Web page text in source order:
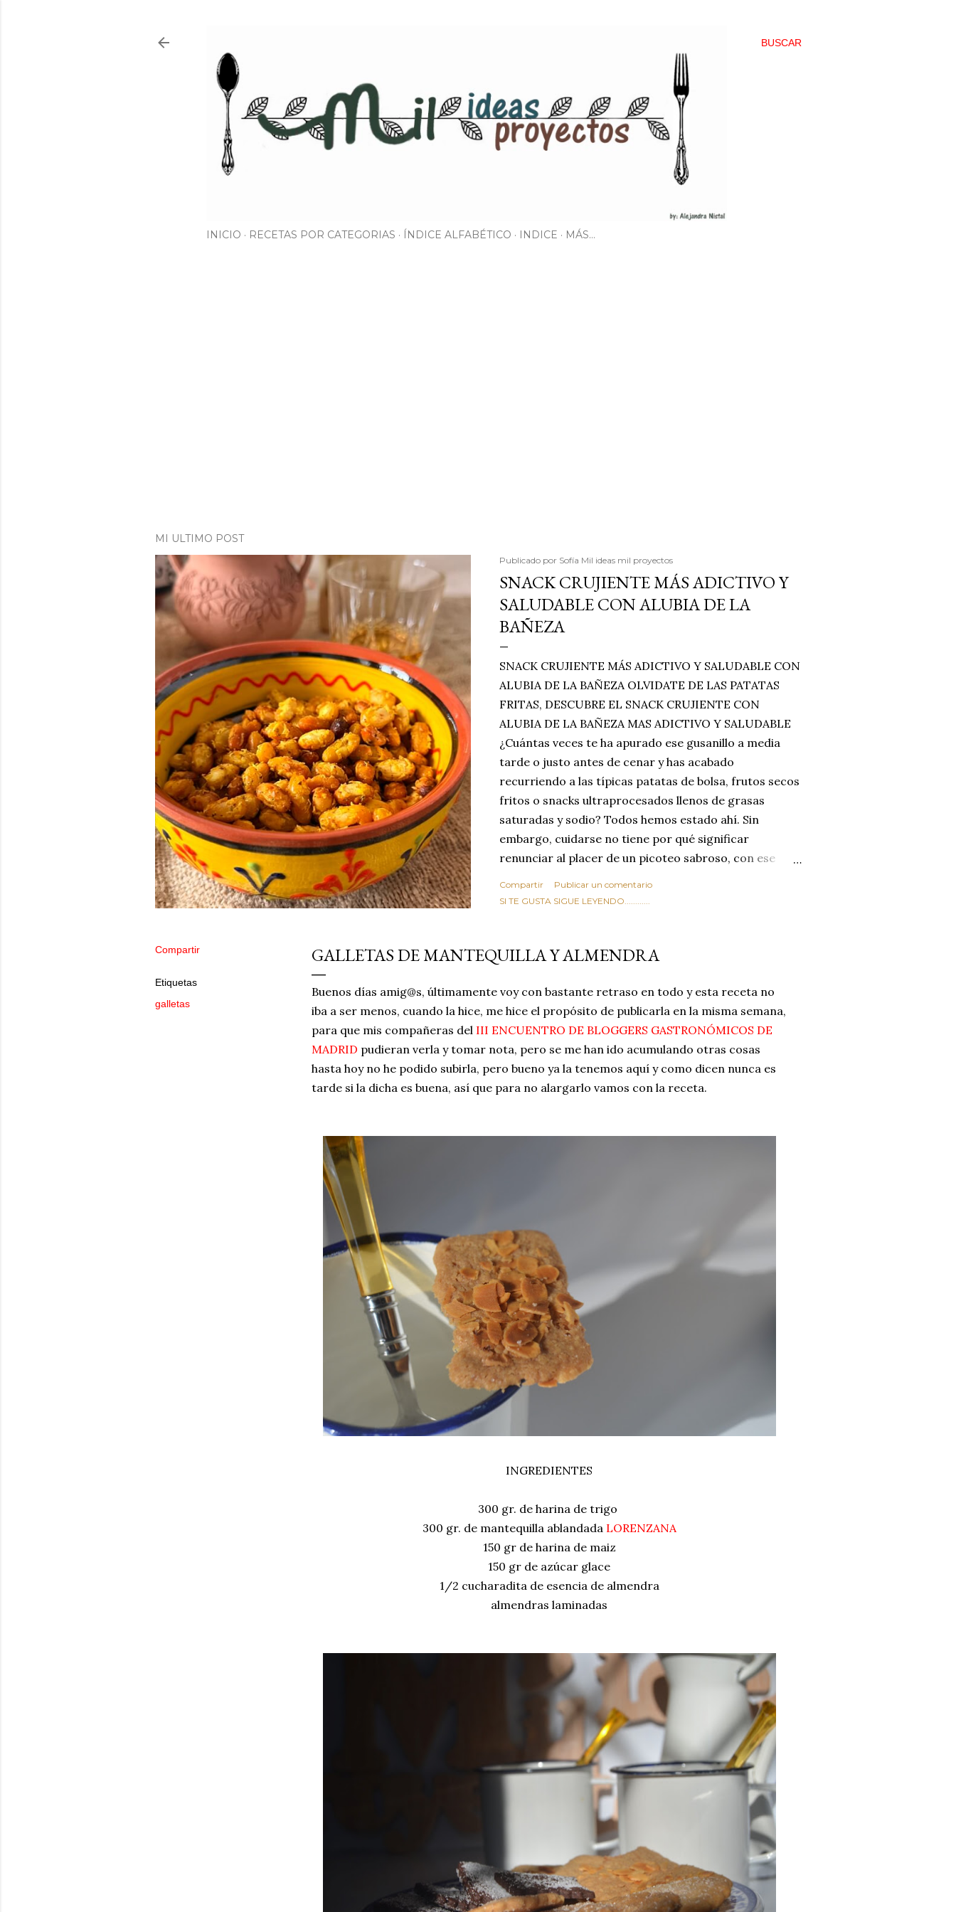
BUSCAR
INICIO RECETAS POR CATEGORIAS ÍNDICE ALFABÉTICO INDICE MÁS…
MI ULTIMO POST
Publicado por Sofía Mil ideas mil proyectos
SNACK CRUJIENTE MÁS ADICTIVO Y
SALUDABLE CON ALUBIA DE LA
BAÑEZA
SNACK CRUJIENTE MÁS ADICTIVO Y SALUDABLE CON
ALUBIA DE LA BAÑEZA OLVIDATE DE LAS PATATAS
FRITAS, DESCUBRE EL SNACK CRUJIENTE CON
ALUBIA DE LA BAÑEZA MAS ADICTIVO Y SALUDABLE
¿Cuántas veces te ha apurado ese gusanillo a media
tarde o justo antes de cenar y has acabado
recurriendo a las típicas patatas de bolsa, frutos secos
fritos o snacks ultraprocesados llenos de grasas
saturadas y sodio? Todos hemos estado ahí. Sin
embargo, cuidarse no tiene por qué significar
renunciar al placer de un picoteo sabroso, con ese
Estas alubias crujientes al horno van a cambiar por
tradicionales y copiosos de invierno. Con esta receta
ingrediente tan humilde como la alubia de La Bañeza
en un snack ligero, dorado, cargado de proteína y
100% natural. Es el sustituto perfecto a los frutos se...
Compartir
Publicar un comentario
SI TE GUSTA SIGUE LEYENDO............
Compartir
Etiquetas
galletas
GALLETAS DE MANTEQUILLA Y ALMENDRA
Buenos días amig@s, últimamente voy con bastante retraso en todo y esta receta no
iba a ser menos, cuando la hice, me hice el propósito de publicarla en la misma semana,
para que mis compañeras del III ENCUENTRO DE BLOGGERS GASTRONÓMICOS DE
MADRID pudieran verla y tomar nota, pero se me han ido acumulando otras cosas
hasta hoy no he podido subirla, pero bueno ya la tenemos aquí y como dicen nunca es
tarde si la dicha es buena, así que para no alargarlo vamos con la receta.
INGREDIENTES
300 gr. de harina de trigo
300 gr. de mantequilla ablandada LORENZANA
150 gr de harina de maiz
150 gr de azúcar glace
1/2 cucharadita de esencia de almendra
almendras laminadas